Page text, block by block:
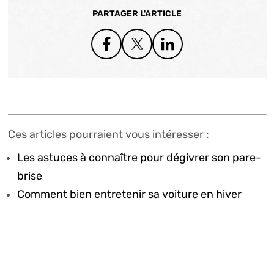
PARTAGER L'ARTICLE
Ces articles pourraient vous intéresser :
Les astuces à connaître pour dégivrer son pare-
brise
Comment bien entretenir sa voiture en hiver